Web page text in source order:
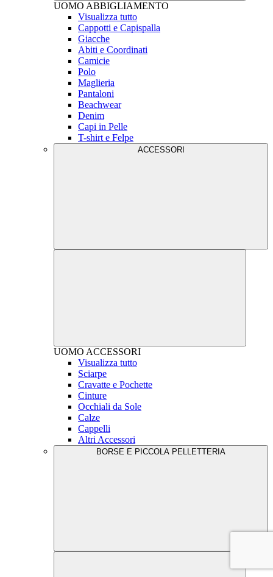
UOMO ABBIGLIAMENTO
Visualizza tutto
Cappotti e Capispalla
Giacche
Abiti e Coordinati
Camicie
Polo
Maglieria
Pantaloni
Beachwear
Denim
Capi in Pelle
T-shirt e Felpe
ACCESSORI
UOMO ACCESSORI
Visualizza tutto
Sciarpe
Cravatte e Pochette
Cinture
Occhiali da Sole
Calze
Cappelli
Altri Accessori
BORSE E PICCOLA PELLETTERIA